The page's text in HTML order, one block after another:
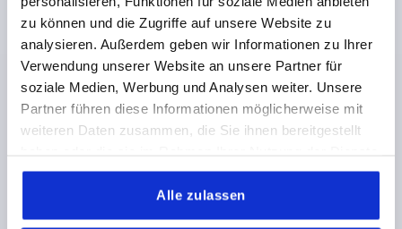
zu können und die Zugriffe auf unsere Website zu
analysieren. Außerdem geben wir Informationen zu Ihrer
Verwendung unserer Website an unsere Partner für
soziale Medien, Werbung und Analysen weiter. Unsere
Partner führen diese Informationen möglicherweise mit
weiteren Daten zusammen, die Sie ihnen bereitgestellt
gesammelt haben.
Alle zulassen
Lieferung SPEDITION
Bestellung
Bis 8:00 Uhr - Versand am selben Tag
Jetzt zum KIPP Newsletter anmelden
Möchten Sie von exklusiven Angeboten und
Neuigkeiten als Erstes erfahren? Melden Sie sich für
unseren Newsletter an und verpassen Sie keine
spannenden Aktionen mehr!